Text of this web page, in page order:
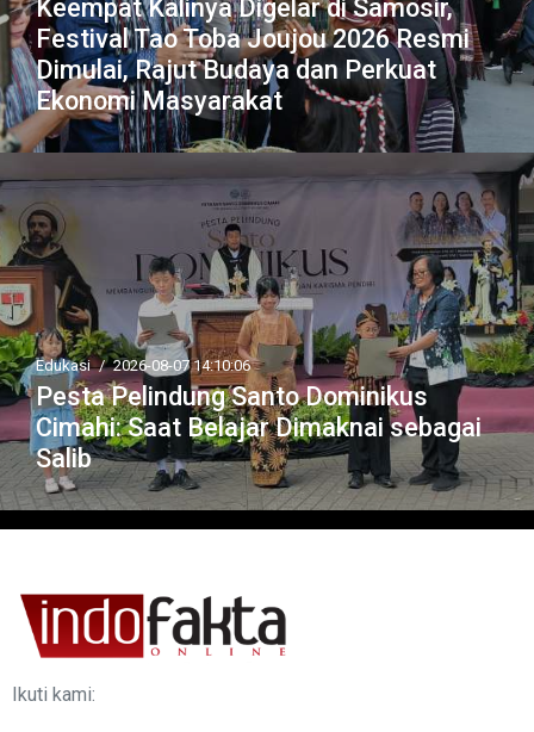
Keempat Kalinya Digelar di Samosir,
Festival Tao Toba Joujou 2026 Resmi
Dimulai, Rajut Budaya dan Perkuat
Ekonomi Masyarakat
Edukasi / 2026-08-07 14:10:06
Pesta Pelindung Santo Dominikus
Cimahi: Saat Belajar Dimaknai sebagai
Salib
Ikuti kami: